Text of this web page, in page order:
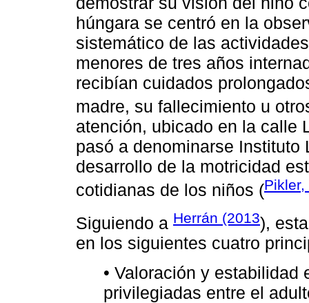
húngara se centró en la
sistemático de las
menores de tres años
recibían cuidados
madre, su fallecimiento u
atención, ubicado en la calle
pasó a denominarse Instituto
desarrollo de la motricidad
cotidianas de los niños (Pikler,
Siguiendo a Herrán (2013),
en los siguientes cuatro
• Valoración y
privilegiadas entre el